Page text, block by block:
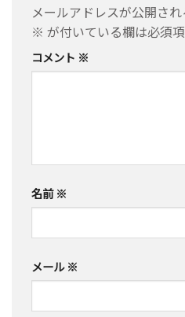
メールアドレスが公開され
※ が付いている欄は必須
コメント ※
名前※
メール※